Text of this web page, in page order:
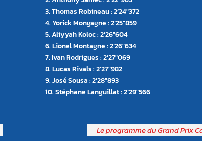
3. Thomas Robineau : 2’24″372
4. Yorick Mongagne : 2’25″859
5. Aliyyah Koloc : 2’26″604
6. Lionel Montagne : 2’26″634
7. Ivan Rodrigues : 2’27″069
8. Lucas Rivals : 2’27″982
9. José Sousa : 2’28″893
10. Stéphane Languillat : 2’29″566
Le programme du Grand Prix